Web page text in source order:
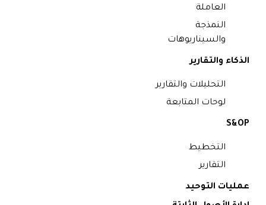
العاملة
النمذجة
والسيناريوهات
الذكاء والتقارير
التحليلات والتقارير
لوحات المتابعة
S&OP
التخطيط
التقارير
عمليات التوحيد